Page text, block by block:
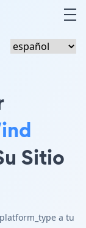
Sitio
a tu